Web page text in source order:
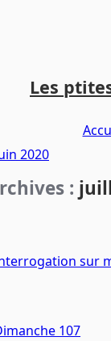
Les
2020
:
sur
107